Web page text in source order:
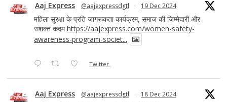
Aaj Express @aajexpressdgtl · 19 Dec 2024
महिला सुरक्षा के प्रति जागरूकता कार्यक्रम, समाज की जिम्मेदारी और
सशक्त कदमhttps://aajexpress.com/women-safety-
awareness-program-societ...
Twitter
Aaj Express @aajexpressdgtl · 18 Dec 2024